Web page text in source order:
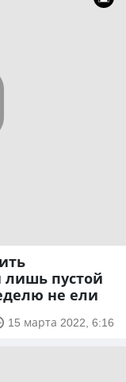
пустой
не ели
15 марта 2022, 6:16